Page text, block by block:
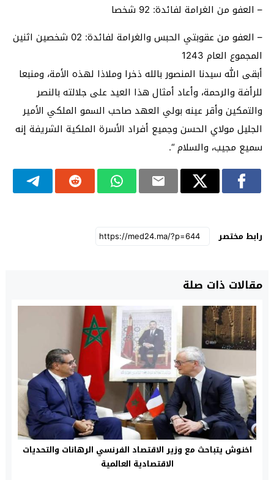
– العفو من الغرامة لفائدة: 92 شخصا
– العفو من عقوبتي الحبس والغرامة لفائدة: 02 شخصين اثنين
المجموع العام 1243
أبقى الله سيدنا المنصور بالله ذخرا وملاذا لهذه الأمة، ومنبعا
للرأفة والرحمة، وأعاد أمثال هذا العيد على جلالته بالنصر
والتمكين وأقر عينه بولي العهد صاحب السمو الملكي الأمير
الجليل مولاي الحسن وجميع أفراد الأسرة الملكية الشريفة إنه
سميع مجيب، والسلام “.
رابط مختصر
مقالات ذات صلة
اخنوش يتباحث مع وزير الاقتصاد الفرنسي الرهانات والتحديات
الاقتصادية العالمية